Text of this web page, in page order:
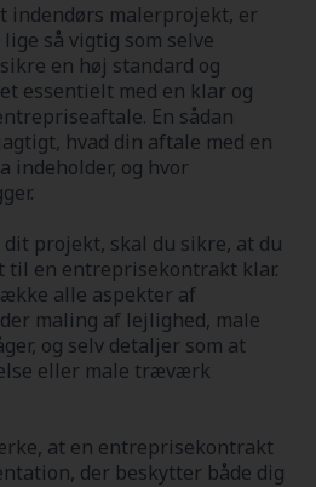
indendørs malerprojekt, er
så vigtig som selve
en høj standard og
essentielt med en klar og
En sådan
hvad din aftale med en
indeholder, og hvor
projekt, skal du sikre, at du
til en entreprisekontrakt klar.
alle aspekter af
maling af lejlighed, male
og selv detaljer som at
eller male træværk
at en entreprisekontrakt
der beskytter både dig